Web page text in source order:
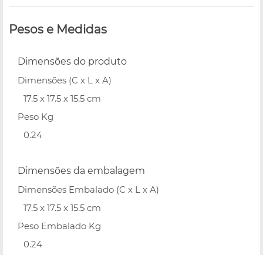
Pesos e Medidas
Dimensões do produto
Dimensões (C x L x A)
17.5 x 17.5 x 15.5 cm
Peso Kg
0.24
Dimensões da embalagem
Dimensões Embalado (C x L x A)
17.5 x 17.5 x 15.5 cm
Peso Embalado Kg
0.24